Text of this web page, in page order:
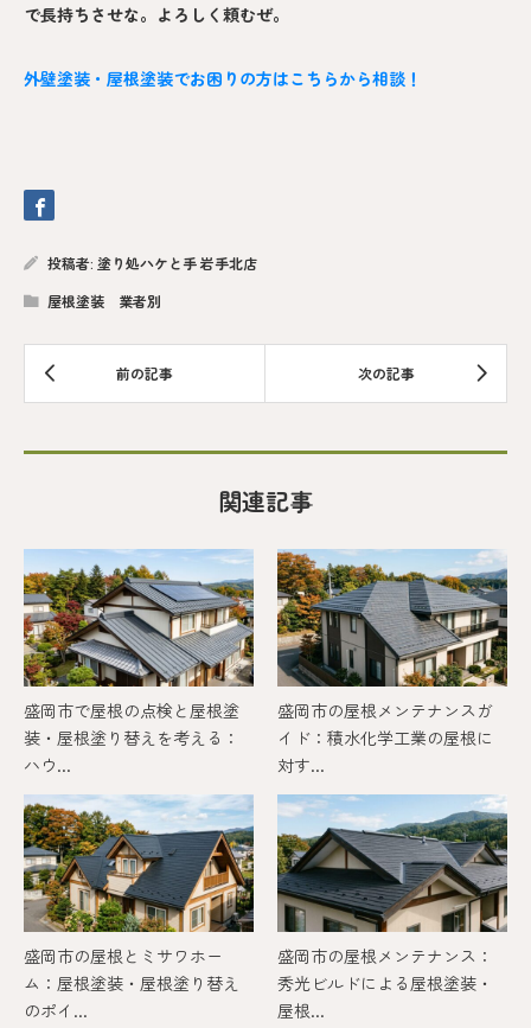
で長持ちさせな。よろしく頼むぜ。
外壁塗装・屋根塗装でお困りの方はこちらから相談！
投稿者: 塗り処ハケと手 岩手北店
屋根塗装 業者別
関連記事
盛岡市で屋根の点検と屋根塗
装・屋根塗り替えを考える：
ハウ...
盛岡市の屋根メンテナンスガ
イド：積水化学工業の屋根に
対す...
盛岡市の屋根とミサワホー
ム：屋根塗装・屋根塗り替え
のポイ...
盛岡市の屋根メンテナンス：
秀光ビルドによる屋根塗装・
屋根...